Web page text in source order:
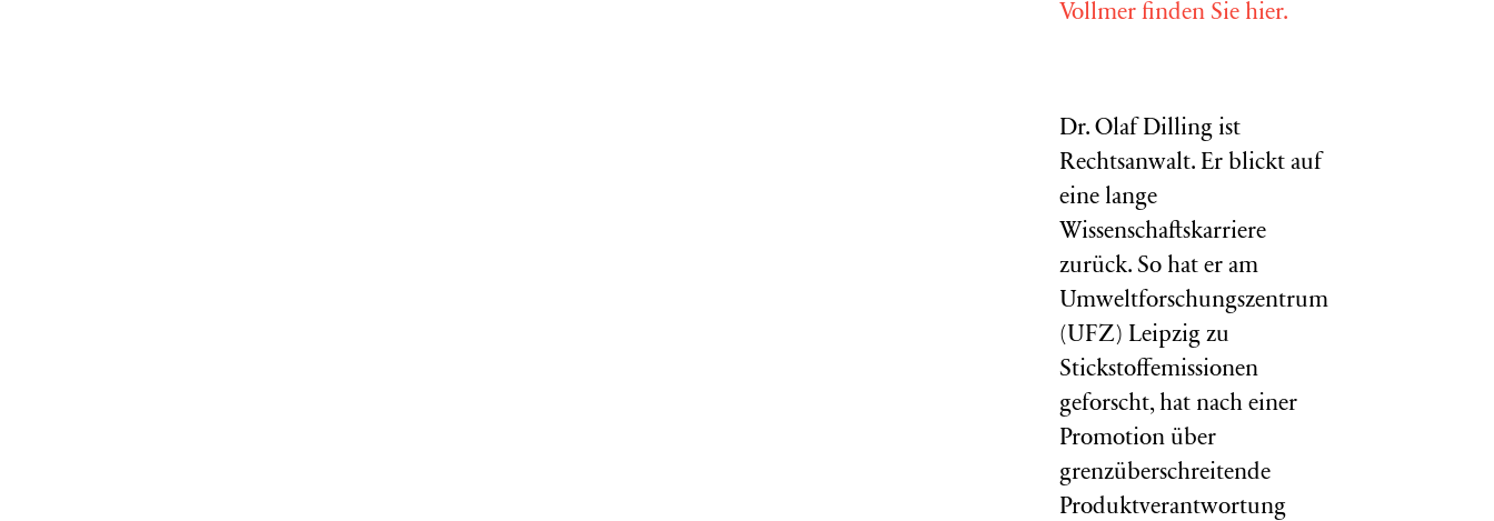
Vollmer finden Sie hier.
Dr. Olaf Dilling ist
Rechtsanwalt. Er blickt auf
eine lange
Wissenschaftskarriere
zurück. So hat er am
Umweltforschungszentrum
(UFZ) Leipzig zu
Stickstoffemissionen
geforscht, hat nach einer
Promotion über
grenzüberschreitende
Produktverantwortung